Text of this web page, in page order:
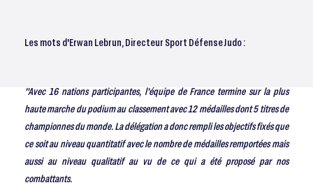
Les mots d'Erwan Lebrun, Directeur Sport Défense Judo :
"Avec 16 nations participantes, l'équipe de France termine sur la plus
haute marche du podium au classement avec 12 médailles dont 5 titres de
championnes du monde.La délégation a donc rempli les objectifs fixés que
ce soit au niveau quantitatif avec le nombre de médailles remportées mais
aussi au niveau qualitatif au vu de ce qui a été proposé par nos
combattants.